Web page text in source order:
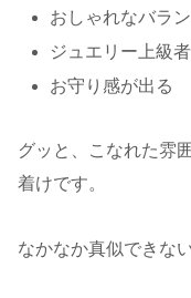
おしゃれなバラ
ジュエリー上級
お守り感が出る
グッと、こなれた雰
着けです。
なかなか真似できな